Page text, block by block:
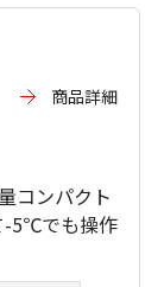
商品詳細
コンパクト
-5℃でも操作